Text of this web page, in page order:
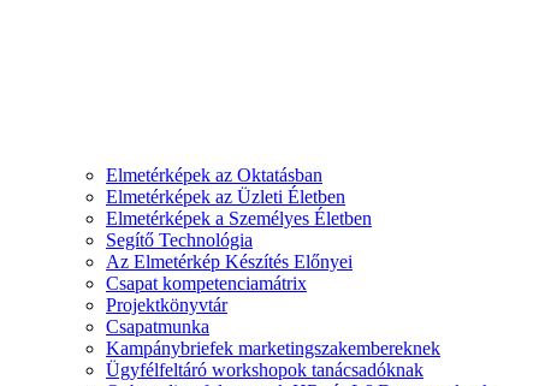
Elmetérképek az Oktatásban
Elmetérképek az Üzleti Életben
Elmetérképek a Személyes Életben
Segítő Technológia
Az Elmetérkép Készítés Előnyei
Csapat kompetenciamátrix
Projektkönyvtár
Csapatmunka
Kampánybriefek marketingszakembereknek
Ügyfélfeltáró workshopok tanácsadóknak